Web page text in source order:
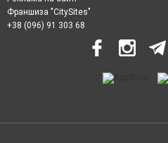
Франшиза "CitySites"
+38 (096) 91 303 68